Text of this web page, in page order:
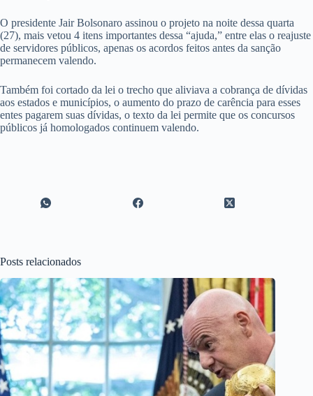
O presidente Jair Bolsonaro assinou o projeto na noite dessa quarta
(27), mais vetou 4 itens importantes dessa “ajuda,” entre elas o reajuste
de servidores públicos, apenas os acordos feitos antes da sanção
permanecem valendo.
Também foi cortado da lei o trecho que aliviava a cobrança de dívidas
aos estados e municípios, o aumento do prazo de carência para esses
entes pagarem suas dívidas, o texto da lei permite que os concursos
públicos já homologados continuem valendo.
Posts relacionados